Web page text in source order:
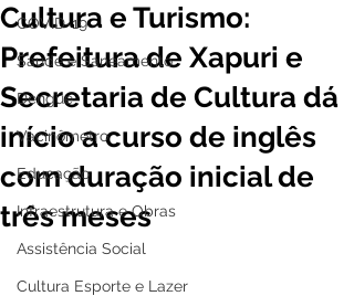
COVID-19
Saúde e Saneamento
Dengue
Vacinômetro
Educação
Infraestrutura e Obras
Assistência Social
Cultura Esporte e Lazer
Cultura e Turismo:
Prefeitura de Xapuri e
Secretaria de Cultura dá
início a curso de inglês
com duração inicial de
três meses